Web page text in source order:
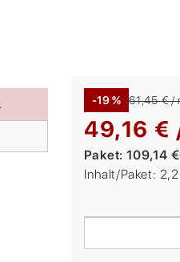
-19 % 61,45 € /
49,16 €
Paket: 109,14 €
Inhalt/Paket: